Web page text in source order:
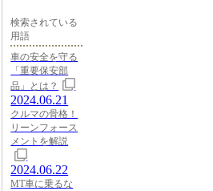
検索されている
用語
車の安全を守る
「重要保安部
品」とは？
2024.06.21
クルマの骨格！
リーンフォース
メントを解説
2024.06.22
MT車に乗るな